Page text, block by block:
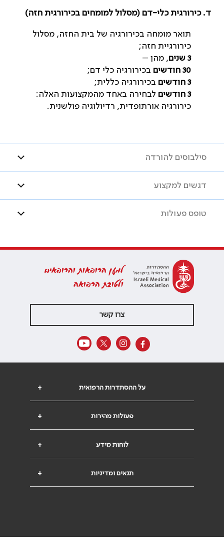
ד. כירורגית כלי-דם (מסלול למומחים בכירורגית חזה)
תואר מומחה בכירורגיה של בית החזה, מסלול
כירורגיית חזה;
3 שנים
, מהן –
30 חודשים
בכירורגיה כלי דם;
3 חודשים
בכירורגיה כללית;
3 חודשים
לבחירה באחד מהמקצועות האלה:
כירורגיה אורתופדית, רדיולוגיה פולשנית.
סילבוסים להורדה
דגשים למקצוע
טופס פעולות
למען הרופאות והרופאים
ולטובת הרפואה
צרו קשר
+ על ההסתדרות הרפואית
+ פעולות מהירות
+ לוחות מידע
+ תנאים ומדיניות